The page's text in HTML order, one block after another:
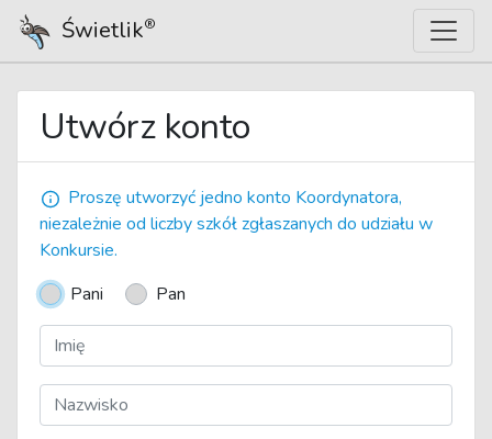
Świetlik®
Utwórz konto
Proszę utworzyć jedno konto Koordynatora,
niezależnie od liczby szkół zgłaszanych do udziału w
Konkursie.
Pani
Pan